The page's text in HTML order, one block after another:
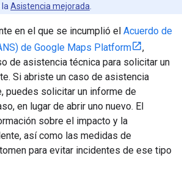
Asistencia mejorada
en el que se incumplió el Acuerdo de
de Google Maps Platform
,
de asistencia técnica para solicitar un
Si abriste un caso de asistencia
puedes solicitar un informe de
en lugar de abrir uno nuevo. El
sobre el impacto y la
así como las medidas de
para evitar incidentes de ese tipo